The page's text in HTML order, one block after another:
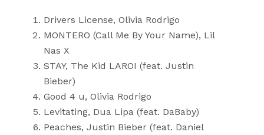
Drivers License, Olivia Rodrigo
MONTERO (Call Me By Your Name), Lil
Nas X
STAY, The Kid LAROI (feat. Justin
Bieber)
Good 4 u, Olivia Rodrigo
Levitating, Dua Lipa (feat. DaBaby)
Peaches, Justin Bieber (feat. Daniel